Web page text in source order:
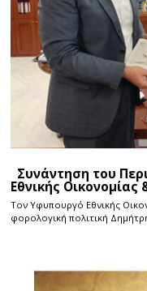
Συνάντηση του
Εθνικής
Τον Υφυπουργό Εθνικής
φορολογική πολιτική